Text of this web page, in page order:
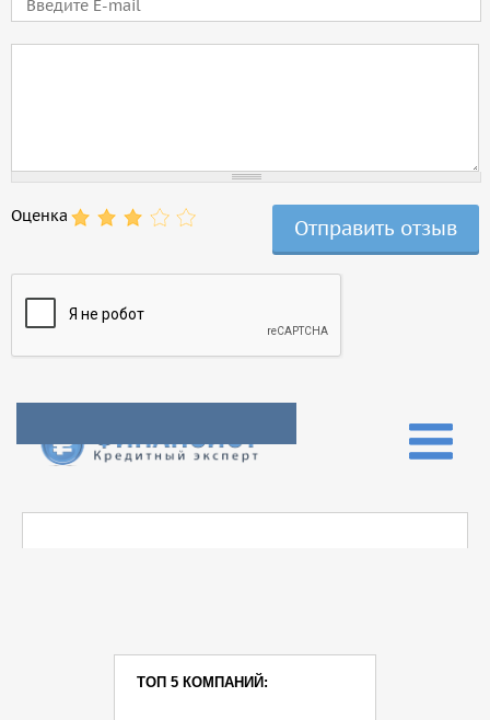
Оценка
ТОП 5 КОМПАНИЙ: